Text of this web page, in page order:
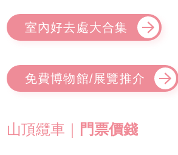
室內好去處大合集
免費博物館/展覽推介
山頂纜車｜ 門票價錢